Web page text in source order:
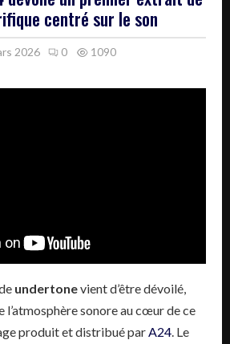
centré sur le son
2026 0 1090
undertonevient d’être dévoilé,
l’atmosphère sonore au cœur de ce
produit et distribué par A24 . Le